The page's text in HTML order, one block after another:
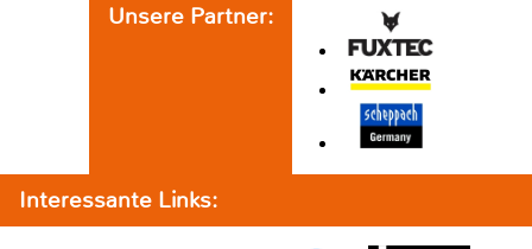
Unsere Partner:
Interessante Links: